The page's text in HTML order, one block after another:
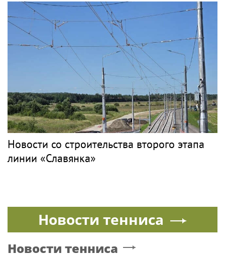
Новости со строительства второго этапа
линии «Славянка»
Новости тенниса
Новости тенниса